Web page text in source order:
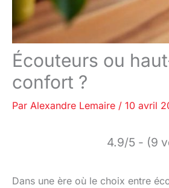
Écouteurs ou
confort ?
Par Alexandre Lemaire / 10 avril
4.9/5 - (9
Dans une ère où le choix entre